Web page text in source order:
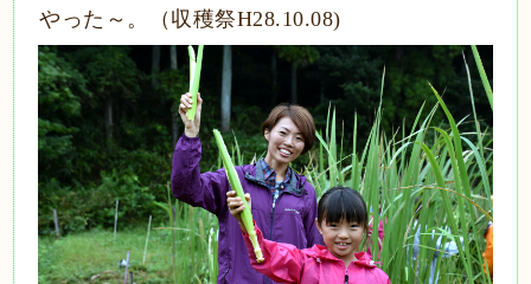
やった～。（収穫祭H28.10.08)